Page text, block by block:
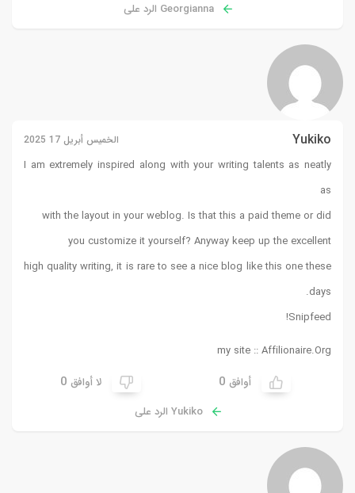
Georgianna الرد على
Yukiko الخميس أبريل 17 2025
I am extremely inspired along with your writing talents as neatly
as
with the layout in your weblog. Is that this a paid theme or did
you customize it yourself? Anyway keep up the excellent
high quality writing, it is rare to see a nice blog like this one these
days.
Snipfeed
!
my site ::Affilionaire.Org
أوافق 0 لا أوافق 0
Yukiko الرد على